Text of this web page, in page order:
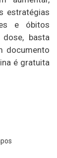
estratégias
e óbitos
basta
documento
é gratuita